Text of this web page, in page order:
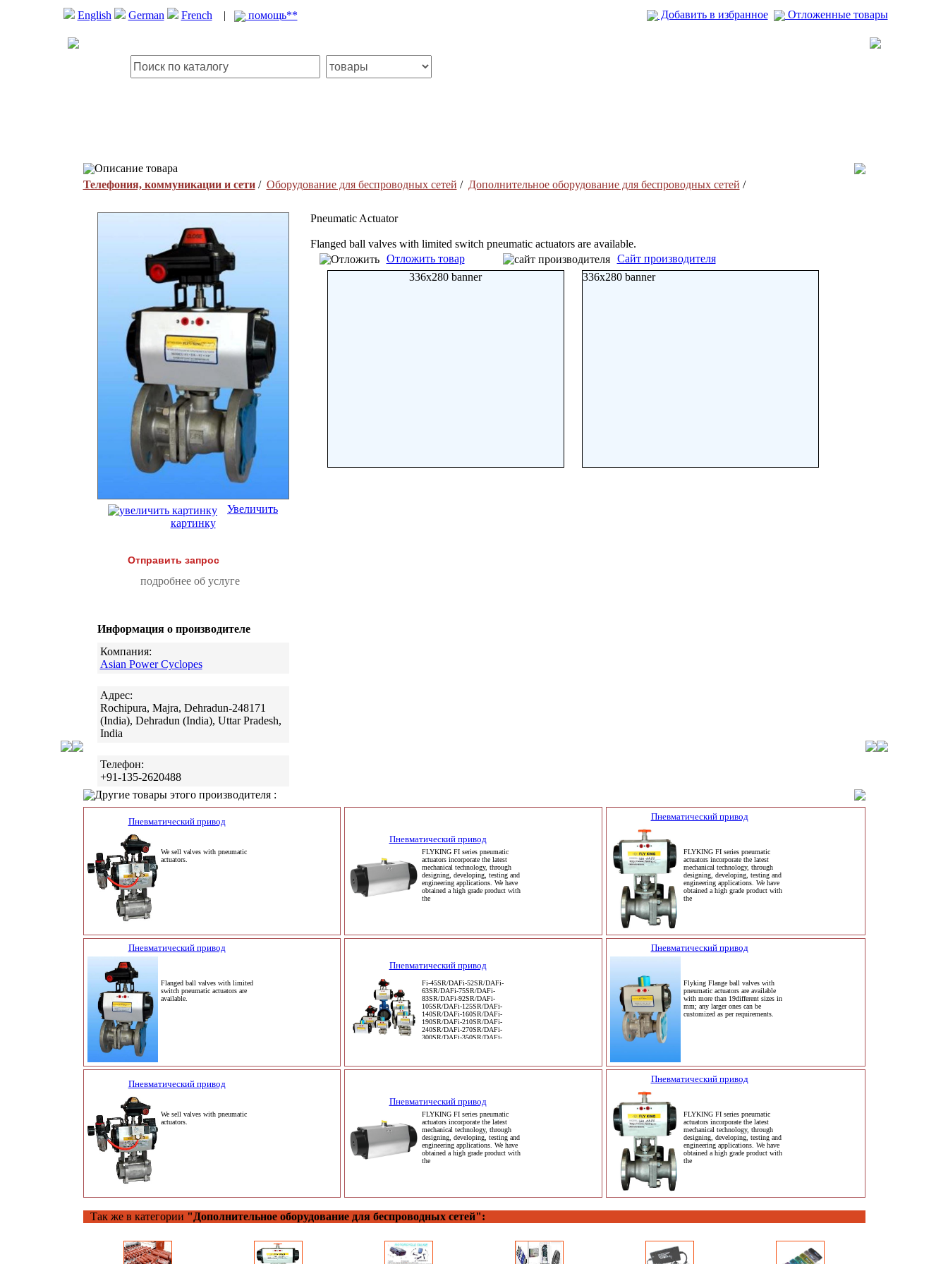
English German French | помощь** Добавить в избранное Отложенные товары
Описание товара
Телефония, коммуникации и сети/ Оборудование для беспроводных сетей / Дополнительное оборудование для беспроводных сетей /
Увеличить
картинку
Отправить запрос
подробнее об услуге
Информация о производителе
Компания:
Asian Power Cyclopes
Адрес:
Rochipura, Majra, Dehradun-248171
(India), Dehradun (India), Uttar Pradesh,
India
Телефон:
+91-135-2620488
Pneumatic Actuator
Flanged ball valves with limited switch pneumatic actuators are available.
Отложить товар
Сайт производителя
336x280 banner
336x280 banner
Другие товары этого производителя :
Пневматический привод
We sell valves with pneumatic
actuators.
Пневматический привод
FLYKING FI series pneumatic
actuators incorporate the latest
mechanical technology, through
designing, developing, testing and
engineering applications. We have
obtained a high grade product with
the
Пневматический привод
FLYKING FI series pneumatic
actuators incorporate the latest
mechanical technology, through
designing, developing, testing and
engineering applications. We have
obtained a high grade product with
the
Пневматический привод
Flanged ball valves with limited
switch pneumatic actuators are
available.
Пневматический привод
Fi-45SR/DAFi-52SR/DAFi-
63SR/DAFi-75SR/DAFi-
83SR/DAFi-92SR/DAFi-
105SR/DAFi-125SR/DAFi-
140SR/DAFi-160SR/DAFi-
190SR/DAFi-210SR/DAFi-
240SR/DAFi-270SR/DAFi-
300SR/DAFi-350SR/DAFi-
Пневматический привод
Flyking Flange ball valves with
pneumatic actuators are available
with more than 19different sizes in
mm; any larger ones can be
customized as per requirements.
Пневматический привод
We sell valves with pneumatic
actuators.
Пневматический привод
FLYKING FI series pneumatic
actuators incorporate the latest
mechanical technology, through
designing, developing, testing and
engineering applications. We have
obtained a high grade product with
the
Пневматический привод
FLYKING FI series pneumatic
actuators incorporate the latest
mechanical technology, through
designing, developing, testing and
engineering applications. We have
obtained a high grade product with
the
Так же в категории "Дополнительное оборудование для беспроводных сетей":